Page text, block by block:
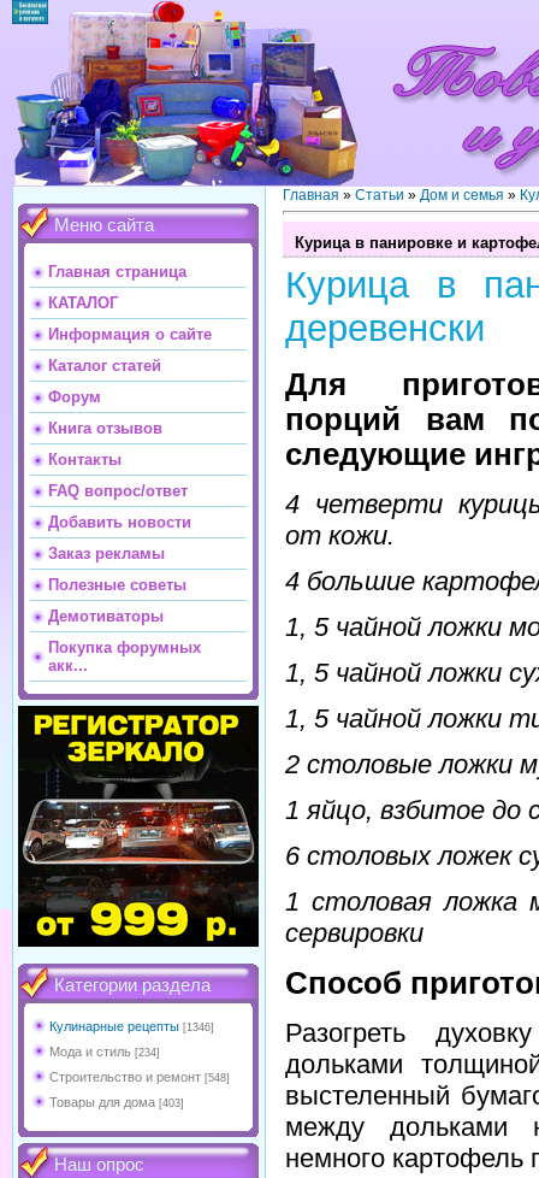
Меню сайта
Главная страница
КАТАЛОГ
Информация о сайте
Каталог статей
Форум
Книга отзывов
Контакты
FAQ вопрос/ответ
Добавить новости
Заказ рекламы
Полезные советы
Демотиваторы
Покупка форумных
акк...
Категории раздела
Кулинарные рецепты [1346]
Мода и стиль [234]
Строительство и ремонт [548]
Товары для дома [403]
Наш опрос
Главная » Статьи » Дом и семья »
Курица в панировке и
Курица в
деревенски
Для
порций вам
следующие
4 четверти
от кожи.
4 большие
1, 5 чайной ложки
1, 5 чайной ложки
1, 5 чайной ложки
2 столовые ложки
1 яйцо, взбитое до
6 столовых ложек
1 столовая ложка
сервировки
Способ
Разогреть
дольками
выстеленный
между дольками
немного